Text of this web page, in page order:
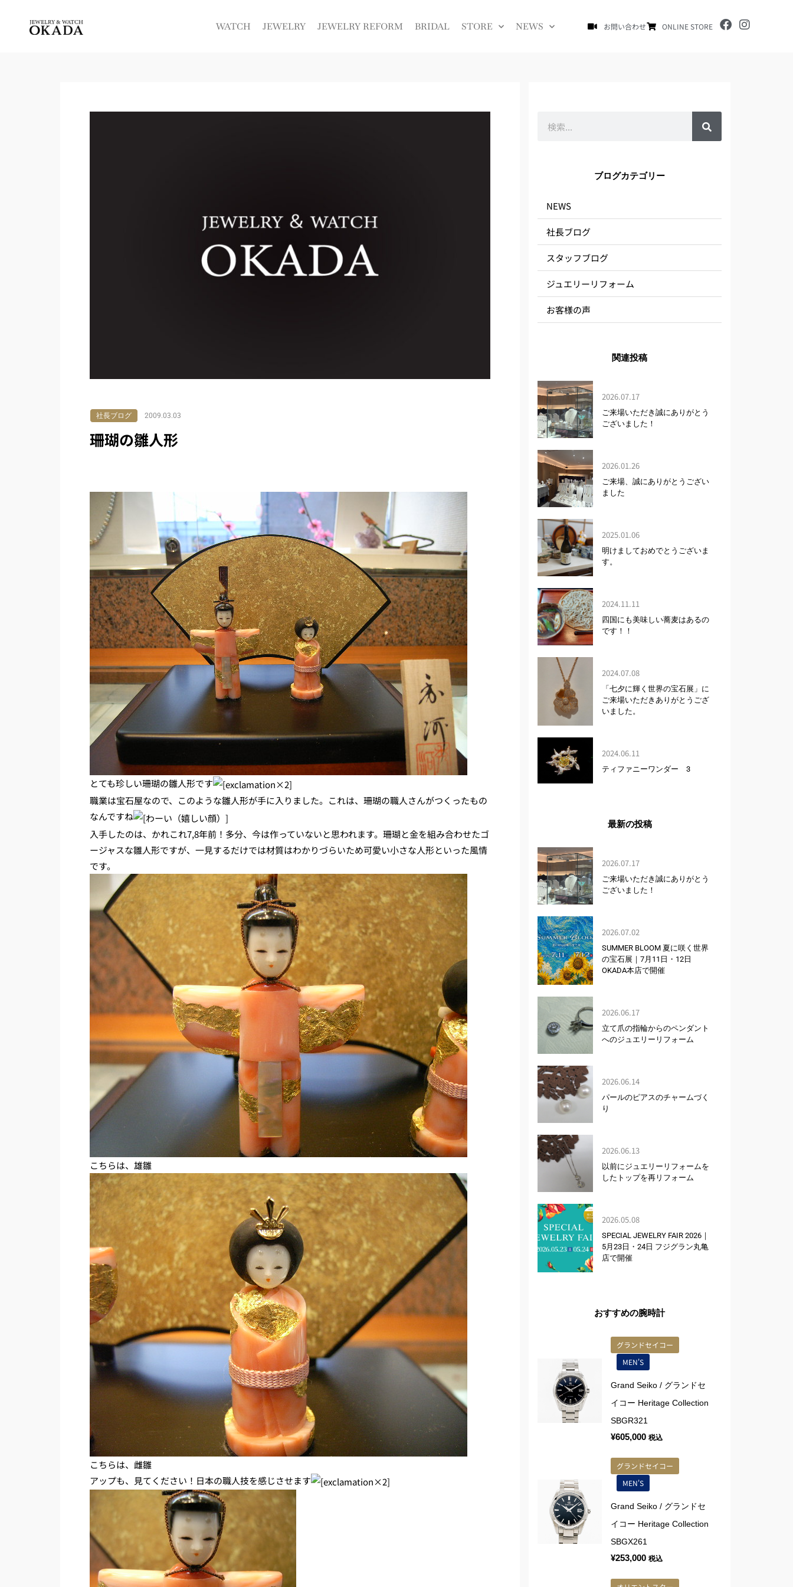
WATCH JEWELRY JEWELRY REFORM BRIDAL STORE NEWS お問い合わせ ONLINE STORE F
a
I
n
社長ブログ 2009.03.03
珊瑚の雛人形
とても珍しい珊瑚の雛人形です
職業は宝石屋なので、このような雛人形が手に入りました。これは、珊瑚の職人さんがつくったもの
なんですね
入手したのは、かれこれ7,8年前！多分、今は作っていないと思われます。珊瑚と金を組み合わせたゴ
ージャスな雛人形ですが、一見するだけでは材質はわかりづらいため可愛い小さな人形といった風情
です。
こちらは、雄雛
こちらは、雌雛
アップも、見てください！日本の職人技を感じさせます
ブログカテゴリー
NEWS
社長ブログ
スタッフブログ
ジュエリーリフォーム
お客様の声
関連投稿
2026.07.17
ご来場いただき誠にありがとう
ございました！
2026.01.26
ご来場、誠にありがとうござい
ました
2025.01.06
明けましておめでとうございま
す。
2024.11.11
四国にも美味しい蕎麦はあるの
です！！
2024.07.08
「七夕に輝く世界の宝石展」に
ご来場いただきありがとうござ
いました。
2024.06.11
ティファニーワンダー 3
最新の投稿
2026.07.17
ご来場いただき誠にありがとう
ございました！
2026.07.02
SUMMER BLOOM 夏に咲く世界
の宝石展｜7月11日・12日
OKADA本店で開催
2026.06.17
立て爪の指輪からのペンダント
へのジュエリーリフォーム
2026.06.14
パールのピアスのチャームづく
り
2026.06.13
以前にジュエリーリフォームを
したトップを再リフォーム
2026.05.08
SPECIAL JEWELRY FAIR 2026｜
5月23日・24日 フジグラン丸亀
店で開催
おすすめの腕時計
グランドセイコー
MEN'S
Grand Seiko / グランドセ
イコー Heritage Collection
SBGR321
¥605,000 税込
グランドセイコー
MEN'S
Grand Seiko / グランドセ
イコー Heritage Collection
SBGX261
¥253,000 税込